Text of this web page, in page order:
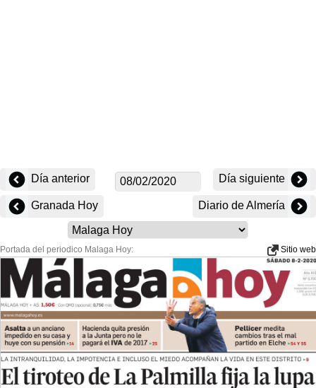
Día anterior Día siguiente
Granada Hoy Diario de Almería
Portada del periodico Malaga Hoy: Sitio web